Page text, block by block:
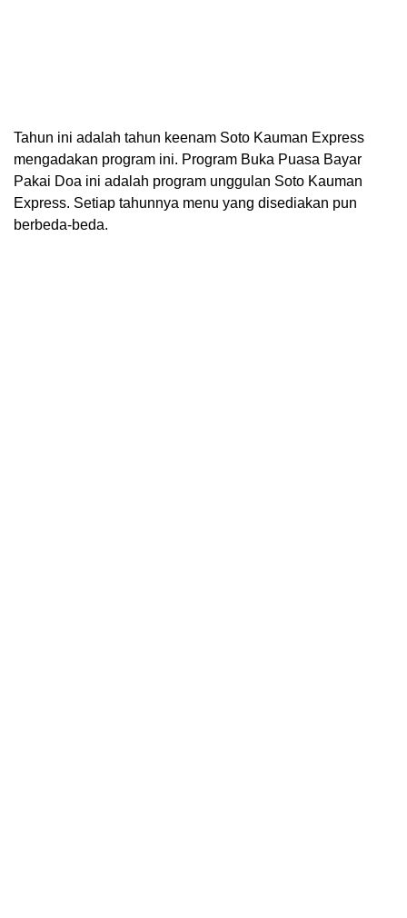
Tahun ini adalah tahun keenam Soto Kauman Express
mengadakan program ini. Program Buka Puasa Bayar
Pakai Doa ini adalah program unggulan Soto Kauman
Express. Setiap tahunnya menu yang disediakan pun
berbeda-beda.